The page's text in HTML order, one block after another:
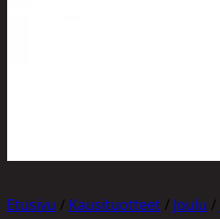
Etusivu / Kausituotteet / Joulu /